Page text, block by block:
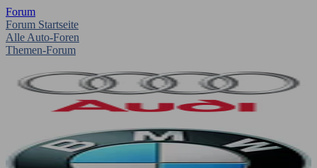
Forum
Forum Startseite
Alle Auto-Foren
Themen-Forum